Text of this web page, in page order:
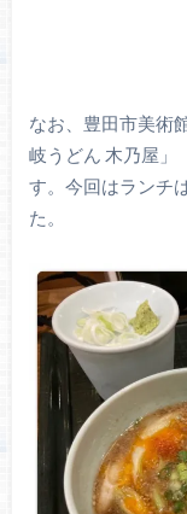
なお、豊田市美術
岐うどん 木乃屋」
す。今回はランチ
た。